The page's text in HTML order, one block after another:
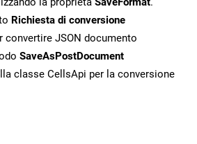
Richiesta di conversione
convertire JSON documento
SaveAsPostDocument
classe CellsApi per la conversione